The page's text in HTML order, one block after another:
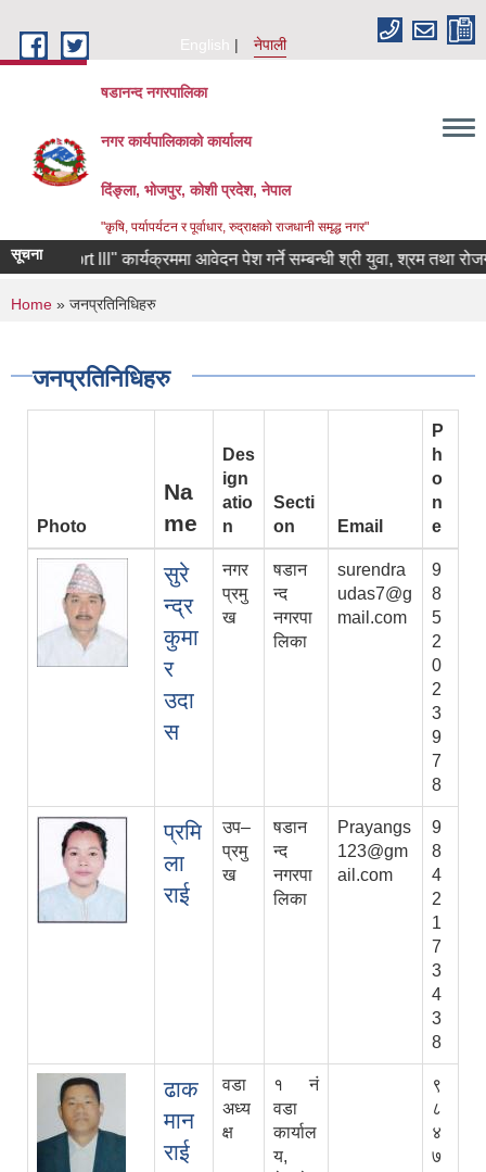
English
नेपाली
षडानन्द नगरपालिका
नगर कार्यपालिकाको कार्यालय
दिंङ्ला, भोजपुर, कोशी प्रदेश, नेपाल
"कृषि, पर्यापर्यटन र पूर्वाधार, रुद्राक्षको राजधानी समृद्ध नगर"
सूचना lll" कार्यक्रममा आवेदन पेश गर्ने सम्बन्धी श्री युवा, श्रम तथा रोजगार
You are here
Home » जनप्रतिनिधिहरु
जनप्रतिनिधिहरु
Photo
Na
me
Des
ign
atio
n
Secti
on
Email
P
h
o
n
e
सुरे
न्द्र
कुमा
र
उदा
स
नगर
प्रमु
ख
षडान
न्द
नगरपा
लिका
surendra
udas7@g
mail.com
9
8
5
2
0
2
3
9
7
8
प्रमि
ला
राई
उप–
प्रमु
ख
षडान
न्द
नगरपा
लिका
Prayangs
123@gm
ail.com
9
8
4
2
1
7
3
4
3
8
ढाक
मान
राई
वडा
अध्य
क्ष
१ नं
वडा
कार्याल
य,
९
८
४
७